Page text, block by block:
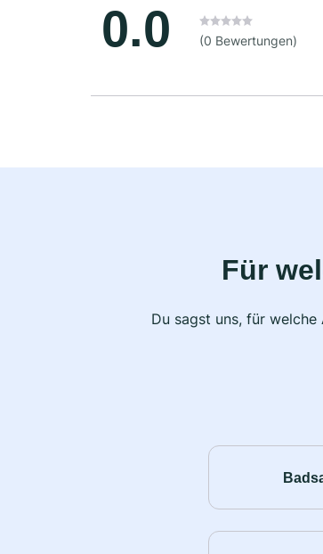
0.0 (0 Bewertungen)
Für
Du sagst uns, für